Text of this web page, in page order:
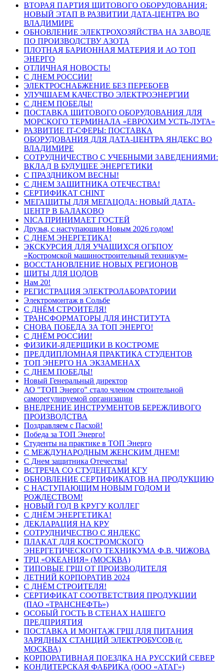
ВТОРАЯ ПАРТИЯ ЩИТОВОГО ОБОРУДОВАНИЯ:
НОВЫЙ ЭТАП В РАЗВИТИИ ДАТА-ЦЕНТРА ВО
ВЛАДИМИРЕ
ОБНОВЛЕНИЕ ЭЛЕКТРОХОЗЯЙСТВА НА ЗАВОДЕ
ПО ПРОИЗВОДСТВУ АЗОТА
ПЛОТНАЯ БАРИОННАЯ МАТЕРИЯ И АО ТОП
ЭНЕРГО
ОТЛИЧНАЯ НОВОСТЬ!
С ДНЕМ РОССИИ!
ЭЛЕКТРОСНАБЖЕНИЕ БЕЗ ПЕРЕБОЕВ
УЛУЧШАЕМ КАЧЕСТВО ЭЛЕКТРОЭНЕРГИИ
С ДНЕМ ПОБЕДЫ!
ПОСТАВКА ЩИТОВОГО ОБОРУДОВАНИЯ ДЛЯ
МОРСКОГО ТЕРМИНАЛА «ЕВРОХИМ УСТЬ-ЛУГА»
РАЗВИТИЕ IT-СФЕРЫ: ПОСТАВКА
ОБОРУДОВАНИЯ ДЛЯ ДАТА-ЦЕНТРА ЯНДЕКС ВО
ВЛАДИМИРЕ
СОТРУДНИЧЕСТВО С УЧЕБНЫМИ ЗАВЕДЕНИЯМИ:
ВКЛАД В БУДУЩЕЕ ЭНЕРГЕТИКИ
С ПРАЗДНИКОМ ВЕСНЫ!
С ДНЕМ ЗАЩИТНИКА ОТЕЧЕСТВА!
СЕРТИФИКАТ CHINT
МЕГАЩИТЫ ДЛЯ МЕГАЦОДА: НОВЫЙ ДАТА-
ЦЕНТР В БАЛАКОВО
NICA ПРИНИМАЕТ ГОСТЕЙ
Друзья, с наступающим Новым 2026 годом!
С ДНЕМ ЭНЕРГЕТИКА!
ЭКСКУРСИЯ ДЛЯ УЧАЩИХСЯ ОГБПОУ
«Костромской машиностроительный техникум»
ВОССТАНОВЛЕНИЕ НОВЫХ РЕГИОНОВ
ЩИТЫ ДЛЯ ЦОДОВ
Нам 20!
РЕГИСТРАЦИЯ ЭЛЕКТРОЛАБОРАТОРИИ
Электромонтаж в Сольбе
С ДНЁМ СТРОИТЕЛЯ!
ТРАНСФОРМАТОРЫ ДЛЯ ИНСТИТУТА
СНОВА ПОБЕДА ЗА ТОП ЭНЕРГО!
С ДНЁМ РОССИИ!
ФИЗИКИ-ЯДЕРЩИКИ В КОСТРОМЕ
ПРЕДДИПЛОМНАЯ ПРАКТИКА СТУДЕНТОВ
ТОП ЭНЕРГО НА ЭКЗАМЕНАХ
С ДНЕМ ПОБЕДЫ!
Новый Генеральный директор
АО "ТОП Энерго" стало членом строительной
саморегулируемой организации
ВНЕДРЕНИЕ ИНСТРУМЕНТОВ БЕРЕЖЛИВОГО
ПРОИЗВОДСТВА
Поздравляем с Пасхой!
Победа за ТОП Энерго!
Студенты на практике в ТОП Энерго
С МЕЖДУНАРОДНЫМ ЖЕНСКИМ ДНЕМ!
С Днем защитника Отечества!
ВСТРЕЧА СО СТУДЕНТАМИ КГУ
ОБНОВЛЕНИЕ СЕРТИФИКАТОВ НА ПРОДУКЦИЮ
С НАСТУПАЮЩИМ НОВЫМ ГОДОМ И
РОЖДЕСТВОМ!
НОВЫЙ ГОД В КРУГУ КОЛЛЕГ
С ДНЁМ ЭНЕРГЕТИКА!
ДЕКЛАРАЦИЯ НА КРУ
СОТРУДНИЧЕСТВО С ЯНДЕКС
ПЛАКАТ ДЛЯ КОСТРОМСКОГО
ЭНЕРГЕТИЧЕСКОГО ТЕХНИКУМА Ф.В. ЧИЖОВА
ТРЦ «ОКЕАНИЯ» (МОСКВА)
ТИПОВЫЕ ГРЩ ОТ ПРОИЗВОДИТЕЛЯ
ЛЕТНИЙ КОРПОРАТИВ 2024
С ДНЁМ СТРОИТЕЛЯ!
СЕРТИФИКАТ СООТВЕТСТВИЯ ПРОДУКЦИИ
(ПАО «ТРАНСНЕФТЬ»)
ОСОБЫЙ ГОСТЬ В СТЕНАХ НАШЕГО
ПРЕДПРИЯТИЯ
ПОСТАВКА И МОНТАЖ ГРЩ ДЛЯ ПИТАНИЯ
ЗАРЯДНЫХ СТАНЦИЙ ЭЛЕКТРОБУСОВ (г.
МОСКВА)
КОРПОРАТИВНАЯ ПОЕЗДКА НА РУССКИЙ СЕВЕР
КОНДИТЕРСКАЯ ФАБРИКА (ООО «АТАГ»)